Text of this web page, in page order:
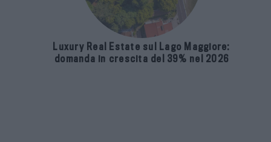
Luxury Real Estate sul Lago Maggiore:
domanda in crescita del 39% nel 2026